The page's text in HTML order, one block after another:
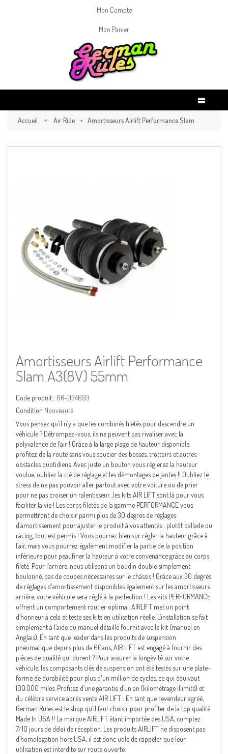
Mon Compte
Mon Panier
Accueil Air Ride Amortisseurs Airlift Performance Slam
Amortisseurs Airlift Performance
Slam A3(8V) 55mm
Code produit : GR-034693
Condition Nouveauté
Vous pensez qu’il n’y a que les combinés filetés pour descendre un
véhicule ? Détrompez-vous, ils ne peuvent pas rivaliser avec la
polyvalence de l’air ! Grâce à la large plage de hauteur disponible,
profitez de la route sans vous soucier des bosses, trottoirs et autres
obstacles quotidiens. Avec juste un bouton vous réglerez la hauteur
voulue, oubliez la clé de réglage et les démontages de jantes !! Oubliez le
stress de ne pas pouvoir aller partout avec votre voiture ou de prier
pour ne pas croiser un ralentisseur…les kits AIR LIFT sont là pour vous
faciliter la vie ! Les corps filetés de la gamme PERFORMANCE vous
permettront de choisir parmi plus de 30 degrés de réglages
d’amortissement pour ajuster le produit à vos attentes : plutôt ballade ou
racing, tout est permis ! Vous pourrez bien sur régler la hauteur grâce à
l’air, mais vous pourrez également modifier la partie de la position
inférieure pour peaufiner la hauteur à votre convenance grâce au corps
fileté. Pour l’arrière, nous utilisons un boudin double simplement
boulonné, pas de coupes nécessaires sur le châssis ! Grâce aux 30 degrés
de réglages d’amortissement disponibles également sur les amortisseurs
arrière, votre véhicule sera réglé à la perfection ! Les kits PERFORMANCE
offrent un comportement routier optimal. AIRLIFT met un point
d’honneur à cela et teste ses kits en utilisation réelle. L’installation se fait
simplement à l’aide du manuel détaillé fournit avec le kit (manuel en
Anglais). En tant que leader dans les produits de suspension
pneumatique depuis plus de 60ans, AIR LIFT est engagé à fournir des
pièces de qualité qui durent ? Pour assurer la longévité sur votre
véhicule, les composants clés de suspension ont été testés sur une plate-
forme de durabilité pour plus d'un million de cycles, ce qui équivaut
100.000 miles. Profitez d’une garantie d’un an (kilométrage illimité) et
du célèbre service après vente AIR LIFT : En tant que revendeur agréé,
German Rules est le shop qu’il faut choisir pour profiter de la top qualité
Made In USA !! La marque AIRLIFT étant importée des USA, comptez
7/10 jours de délai de réception. Les produits AIRLIFT ne disposent pas
d’homologation hors USA, il est donc utile de rappeler que leur
utilisation est interdite sur route ouverte.